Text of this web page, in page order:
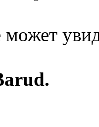
может